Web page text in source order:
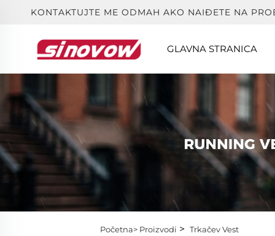
KONTAKTUJTE ME ODMAH AKO NAIĐETE NA
GLAVNA STRANICA
Početna> Proizvodi > Trkačev Vest